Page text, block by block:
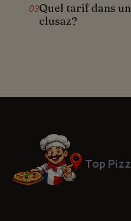
03Quel tarif dans
clusaz?
Top